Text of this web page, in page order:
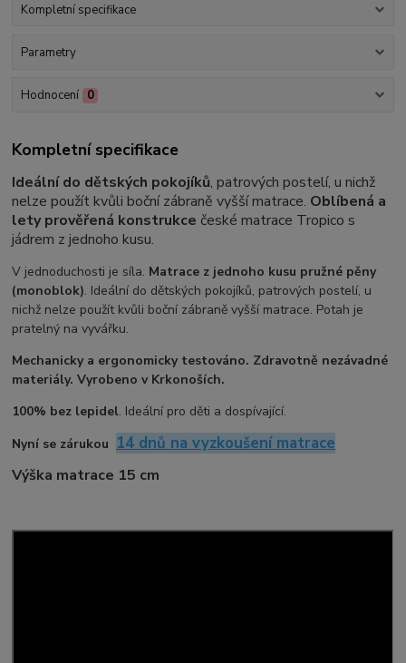
Kompletní specifikace
Parametry
Hodnocení 0
Kompletní specifikace
Ideální do dětských pokojíků, patrových postelí, u nichž
nelze použít kvůli boční zábraně vyšší matrace. Oblíbená a
lety prověřená konstrukce české matrace Tropico s
jádrem z jednoho kusu.
V jednoduchosti je síla. Matrace z jednoho kusu pružné pěny
(monoblok). Ideální do dětských pokojíků, patrových postelí, u
nichž nelze použít kvůli boční zábraně vyšší matrace. Potah je
pratelný na vyvářku.
Mechanicky a ergonomicky testováno. Zdravotně nezávadné
materiály. Vyrobeno v Krkonoších.
100% bez lepidel. Ideální pro děti a dospívající.
Nyní se zárukou 14 dnů na vyzkoušení matrace
Výška matrace 15 cm